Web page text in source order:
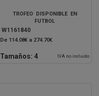
TROFEO DISPONIBLE EN
FUTBOL
W1161840
De 114.08€ a 274.70€
Tamaños: 4 IVA no incluido